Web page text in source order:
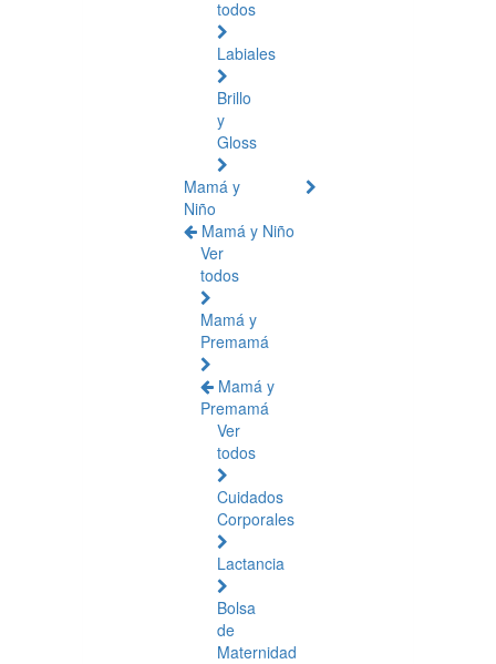
todos
Labiales
Brillo
y
Gloss
Mamá y
Niño
Mamá y Niño
Ver
todos
Mamá y
Premamá
Mamá y
Premamá
Ver
todos
Cuidados
Corporales
Lactancia
Bolsa
de
Maternidad